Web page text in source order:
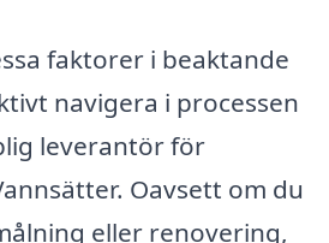
faktorer i beaktande
navigera i processen
leverantör för
Oavsett om du
eller renovering,